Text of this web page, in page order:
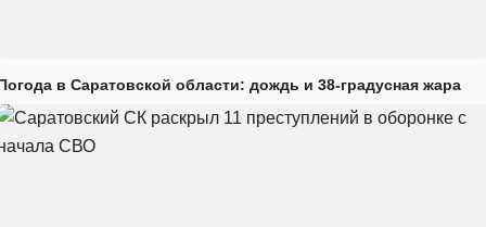
в Саратовской области: дождь и 38-градусная жара